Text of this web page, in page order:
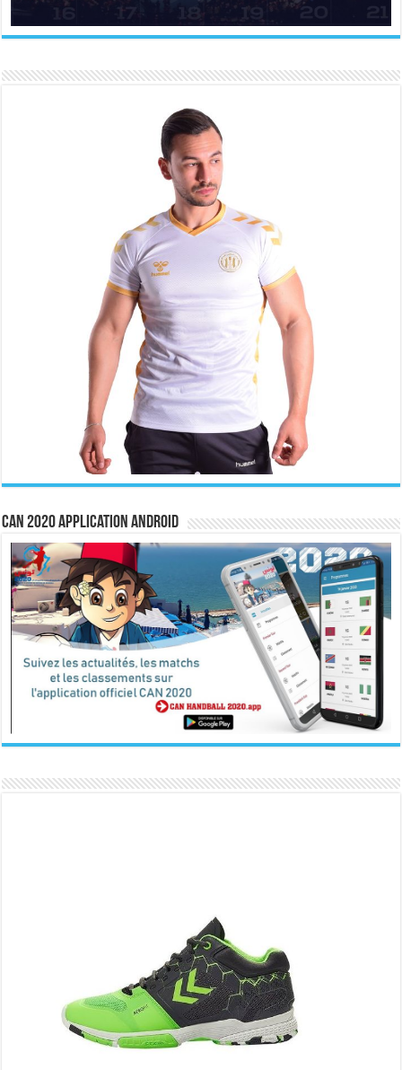
CAN 2020 Application Android